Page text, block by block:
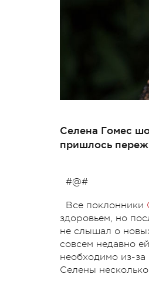
Селена Гомес
пришлось
#@#
Все поклонники
здоровьем, но
не слышал о
совсем недавно
необходимо из-
Селены